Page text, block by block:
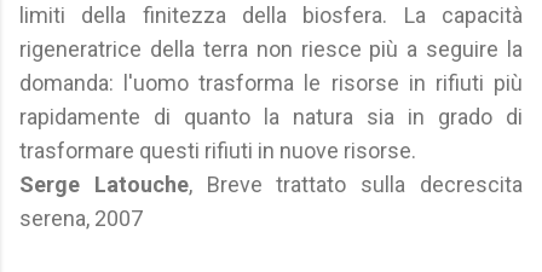
limiti della finitezza della biosfera. La capacità
rigeneratrice della terra non riesce più a seguire la
domanda: l'uomo trasforma le risorse in rifiuti più
rapidamente di quanto la natura sia in grado di
trasformare questi rifiuti in nuove risorse.
Serge Latouche, Breve trattato sulla decrescita
serena, 2007